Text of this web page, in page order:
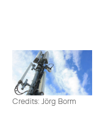
Credits: Jörg Borm